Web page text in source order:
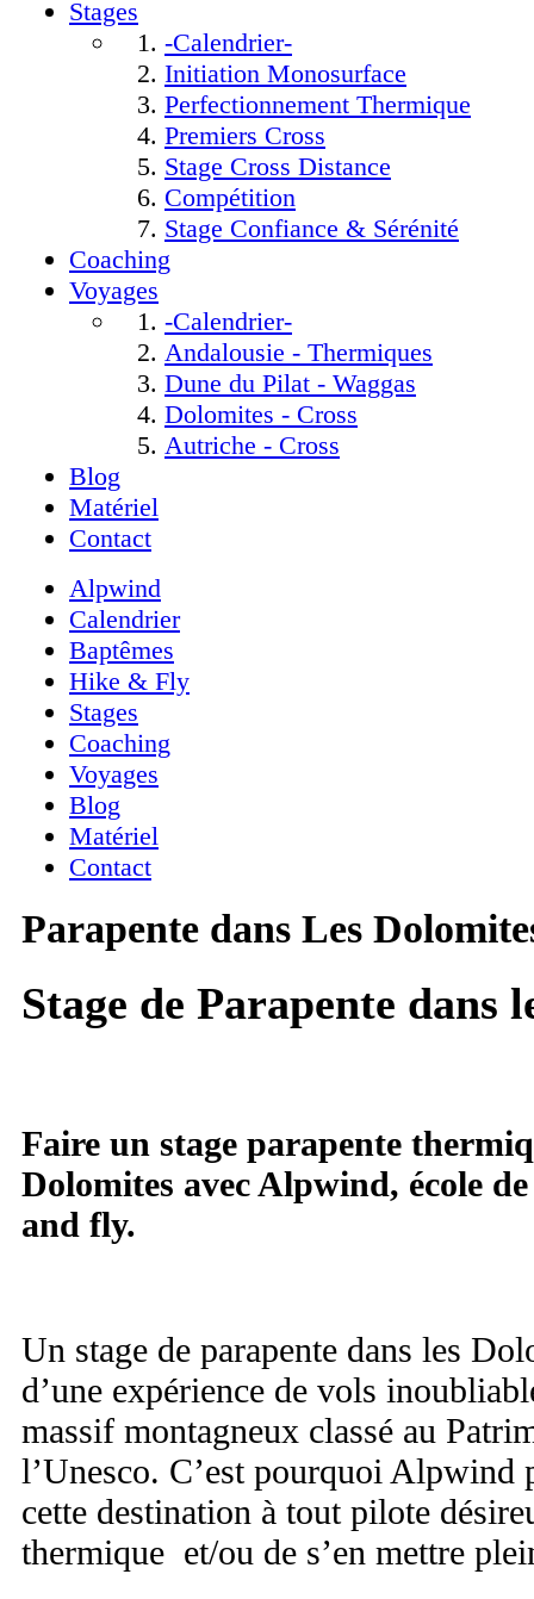
Stages
-Calendrier-
Initiation Monosurface
Perfectionnement Thermique
Premiers Cross
Stage Cross Distance
Compétition
Stage Confiance & Sérénité
Coaching
Voyages
-Calendrier-
Andalousie - Thermiques
Dune du Pilat - Waggas
Dolomites - Cross
Autriche - Cross
Blog
Matériel
Contact
Alpwind
Calendrier
Baptêmes
Hike & Fly
Stages
Coaching
Voyages
Blog
Matériel
Contact
Parapente dans Les
Stage de Parapente dans
Faire un stage parapente
Dolomites avec Alpwind, école
and fly.
Un stage de parapente dans les
d’une expérience de vols
massif montagneux classé au
l’Unesco. C’est pourquoi Alpwind
cette destination à tout pilote
thermique et/ou de s’en mettre